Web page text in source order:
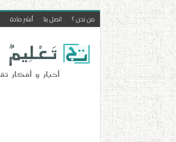
من نحن ؟ اتصل بنا أنشر مادة